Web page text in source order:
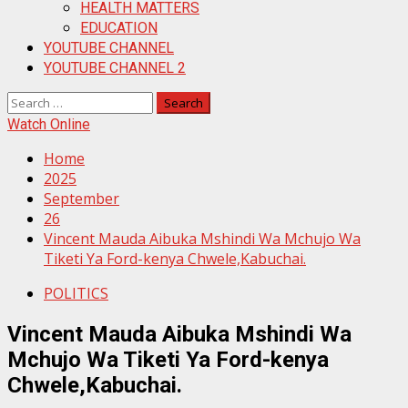
HEALTH MATTERS
EDUCATION
YOUTUBE CHANNEL
YOUTUBE CHANNEL 2
Search
for:
Watch Online
Home
2025
September
26
Vincent Mauda Aibuka Mshindi Wa Mchujo Wa
Tiketi Ya Ford-kenya Chwele,Kabuchai.
POLITICS
Vincent Mauda Aibuka Mshindi Wa
Mchujo Wa Tiketi Ya Ford-kenya
Chwele,Kabuchai.